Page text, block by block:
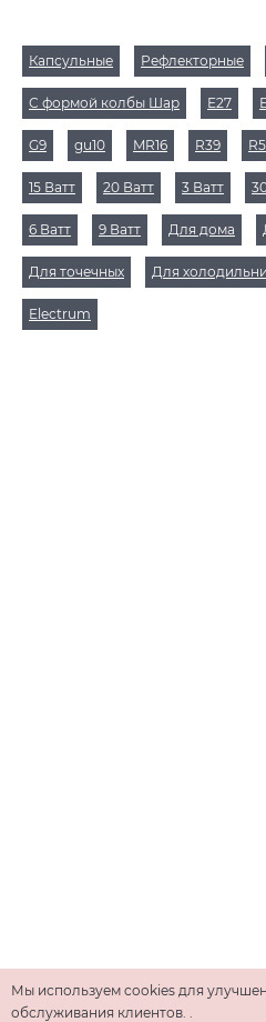
Капсульные Рефлекторные
С формой колбы Шар Е27
G9 gu10 MR16 R39
15 Ватт 20 Ватт 3 Ватт
6 Ватт 9 Ватт Для дома
Для точечных Для
Electrum
Мы используем cookies для
обслуживания клиентов. .